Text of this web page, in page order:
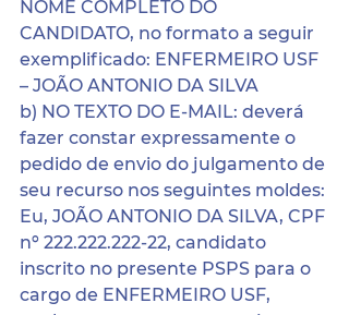
NOME COMPLETO DO
CANDIDATO, no formato a seguir
exemplificado: ENFERMEIRO USF
– JOÃO ANTONIO DA SILVA
b) NO TEXTO DO E-MAIL: deverá
fazer constar expressamente o
pedido de envio do julgamento de
seu recurso nos seguintes moldes:
Eu, JOÃO ANTONIO DA SILVA, CPF
nº 222.222.222-22, candidato
inscrito no presente PSPS para o
cargo de ENFERMEIRO USF,